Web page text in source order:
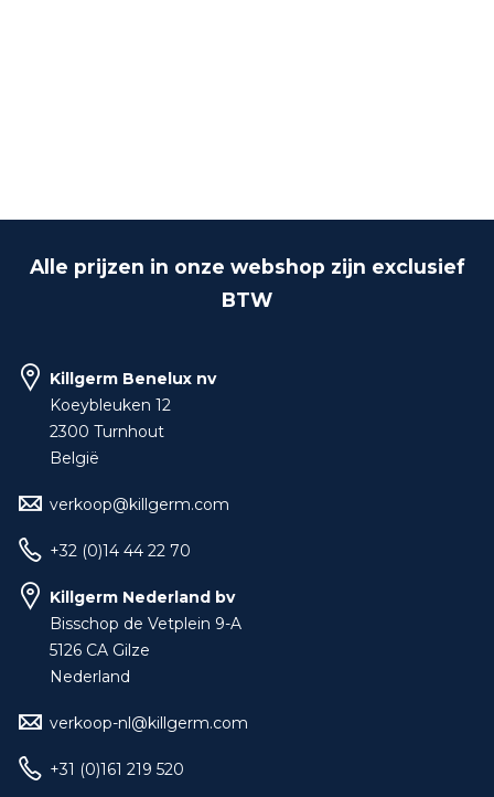
Alle prijzen in onze webshop zijn exclusief
BTW
Killgerm Benelux nv
Koeybleuken 12
2300 Turnhout
België
verkoop@killgerm.com
+32 (0)14 44 22 70
Killgerm Nederland bv
Bisschop de Vetplein 9-A
5126 CA Gilze
Nederland
verkoop-nl@killgerm.com
+31 (0)161 219 520